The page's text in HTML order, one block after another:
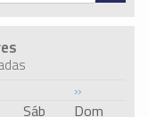
»
Sáb
Dom